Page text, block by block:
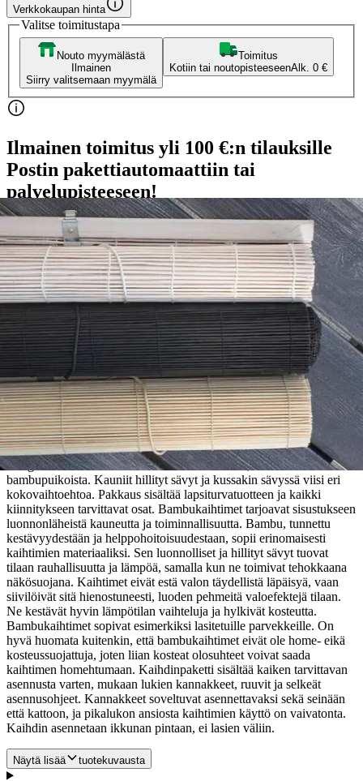
Verkkokaupan hinta
Valitse toimitustapa
Nouto myymälästä
Ilmainen
Siirry valitsemaan myymälä
Toimitus
Kotiin tai noutopisteeseenAlk. 0 €
Ilmainen toimitus yli 100 €:n tilauksille
Postin pakettiautomaattiin tai
palvelupisteeseen!
Etu ei koske Suuri‑lisäpalvelulla toimitettavia tuotteita.
Tarkista myymäläsaatavuus
Tuotekuvaus
Ming bamburullakaihdin on valmistettu ohuista, tiheään ladotuista
bambupuikoista. Kauniit hillityt sävyt ja kussakin sävyssä viisi eri
kokovaihtoehtoa. Pakkaus sisältää lapsiturvatuotteen ja kaikki
kiinnitykseen tarvittavat osat. Bambukaihtimet tarjoavat sisustukseen
luonnonläheistä kauneutta ja toiminnallisuutta. Bambu, tunnettu
kestävyydestään ja helppohoitoisuudestaan, sopii erinomaisesti
kaihtimien materiaaliksi. Sen luonnolliset ja hillityt sävyt tuovat
tilaan rauhallisuutta ja lämpöä, samalla kun ne toimivat tehokkaana
näkösuojana. Kaihtimet eivät estä valon täydellistä läpäisyä, vaan
siivilöivät sitä hienostuneesti, luoden pehmeitä valoefektejä tilaan.
Ne kestävät hyvin lämpötilan vaihteluja ja hylkivät kosteutta.
Bambukaihtimet sopivat esimerkiksi lasitetuille parvekkeille. On
hyvä huomata kuitenkin, että bambukaihtimet eivät ole home- eikä
kosteussuojattuja, joten liian kosteat olosuhteet voivat saada
kaihtimen homehtumaan. Kaihdinpaketti sisältää kaiken tarvittavan
asennusta varten, mukaan lukien kannakkeet, ruuvit ja selkeät
asennusohjeet. Kannakkeet soveltuvat asennettavaksi sekä seinään
että kattoon, ja pikalukon ansiosta kaihtimien käyttö on vaivatonta.
Kaihdin asennetaan ikkunan pintaan, ei lasien väliin.
Näytä lisää tuotekuvausta